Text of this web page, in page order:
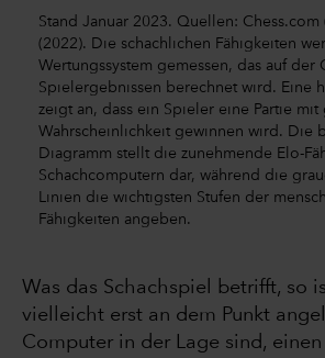
Stand Januar 2023. Quellen: Chess.com
(2022). Die schachlichen Fähigkeiten
Wertungssystem gemessen, das auf der
Spielergebnissen berechnet wird. Eine
zeigt an, dass ein Spieler eine Partie mit
Wahrscheinlichkeit gewinnen wird. Die
Diagramm stellt die zunehmende Elo-
Schachcomputern dar, während die
Linien die wichtigsten Stufen der
Fähigkeiten angeben.
Was das Schachspiel betrifft, so
vielleicht erst an dem Punkt
Computer in der Lage sind, einen